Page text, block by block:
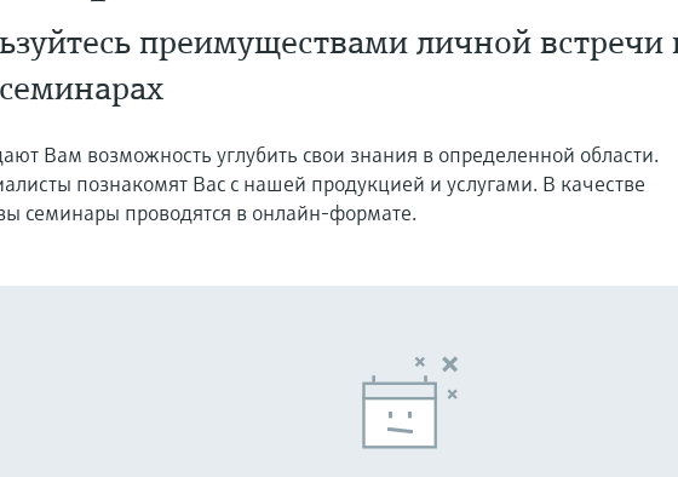
преимуществами личной встречи
Вам возможность углубить свои знания в определенной области.
познакомят Вас с нашей продукцией и услугами. В качестве
семинары проводятся в онлайн-формате.